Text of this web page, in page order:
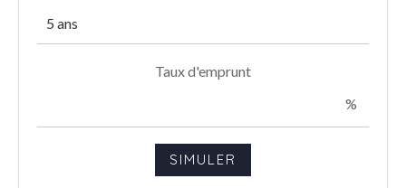
Taux d'emprunt
%